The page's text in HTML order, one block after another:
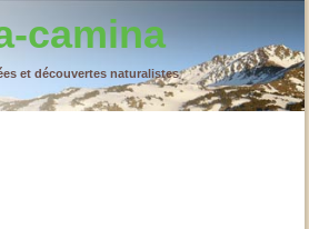
camina
et découvertes naturalistes